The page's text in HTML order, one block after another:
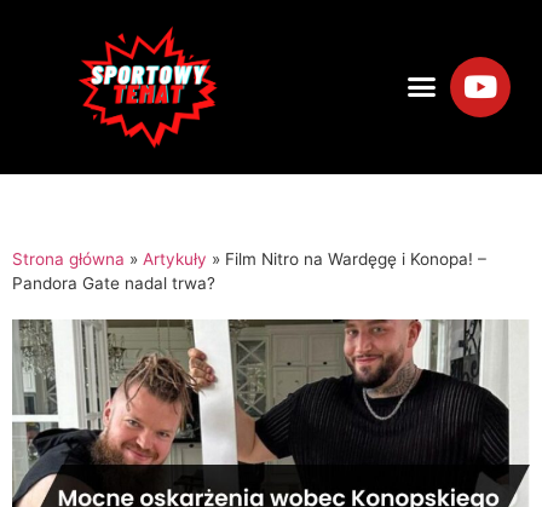
Strona główna » Artykuły » Film Nitro na Wardęgę i Konopa! –
Pandora Gate nadal trwa?